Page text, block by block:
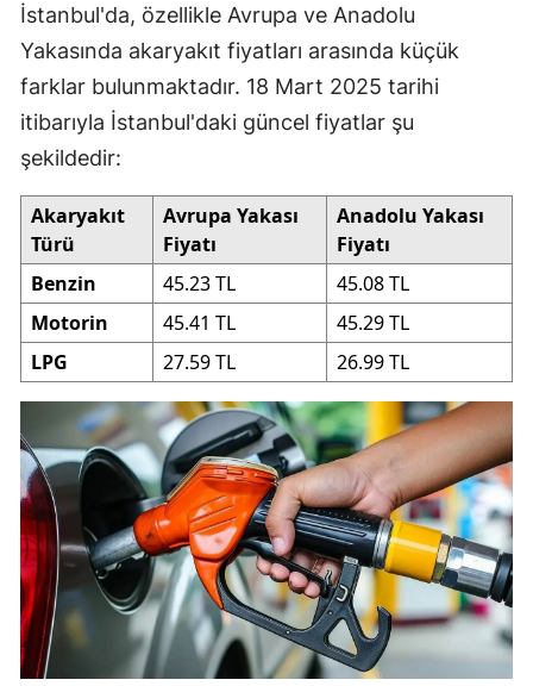
İstanbul'da, özellikle Avrupa ve Anadolu
Yakasında akaryakıt fiyatları arasında küçük
farklar bulunmaktadır. 18 Mart 2025 tarihi
itibarıyla İstanbul'daki güncel fiyatlar şu
şekildedir:
Akaryakıt
Türü
Avrupa Yakası
Fiyatı
Anadolu Yakası
Fiyatı
Benzin
45.23 TL
45.08 TL
Motorin
45.41 TL
45.29 TL
LPG
27.59 TL 26.99 TL